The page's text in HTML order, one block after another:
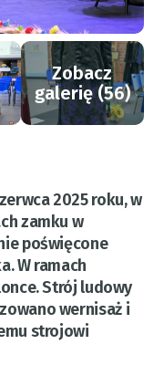
Zobacz
galerię (56)
2025 roku, w
zamku w
poświęcone
W ramach
Strój ludowy
wernisaż i
strojowi